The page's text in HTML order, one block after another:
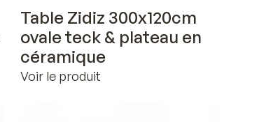
Table Zidiz 300x120cm
ovale teck & plateau en
céramique
Voir le produit